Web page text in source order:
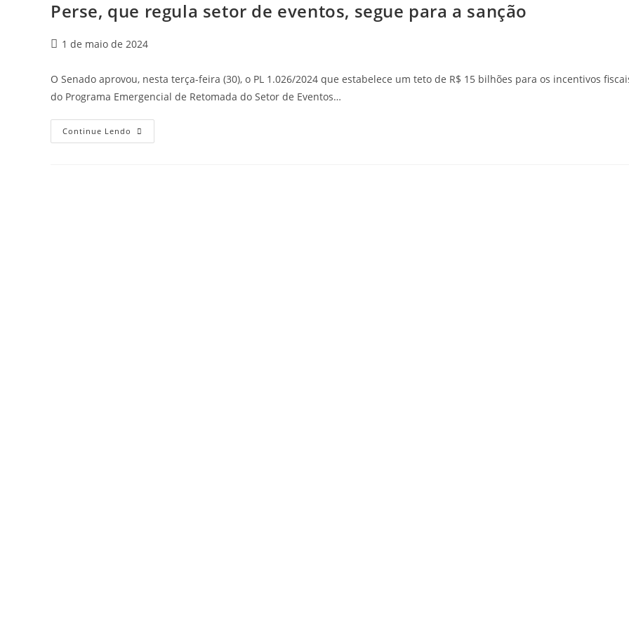
Perse, que regula setor de eventos, segue para a sanção
1 de maio de 2024
O Senado aprovou, nesta terça-feira (30), o PL 1.026/2024 que estabelece um teto de R$ 15 bilhões para os incentivos
do Programa Emergencial de Retomada do Setor de Eventos…
Continue Lendo